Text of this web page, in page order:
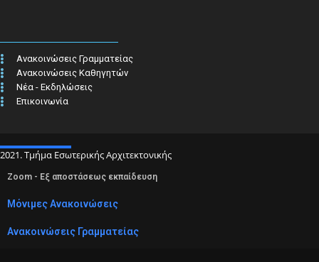
Ανακοινώσεις Γραμματείας
Ανακοινώσεις Καθηγητών
Νέα - Εκδηλώσεις
Επικοινωνία
2021. Τμήμα Εσωτερικής Αρχιτεκτονικής
Zoom - Εξ αποστάσεως εκπαίδευση
Μόνιμες Ανακοινώσεις
Ανακοινώσεις Γραμματείας